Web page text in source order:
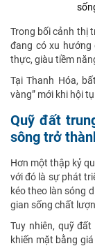
Trong bối cảnh thị
đang có xu hướng
thực, giàu tiềm
Tại Thanh Hóa,
vàng” mới khi hội
Quỹ đất
sông trở
Hơn một thập kỷ
với đó là sự phát
kéo theo làn sóng
gian sống chất
Tuy nhiên, quỹ
khiến mặt bằng